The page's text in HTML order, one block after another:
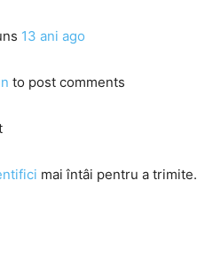
13 ani ago
to post comments
mai întâi pentru a trimite.